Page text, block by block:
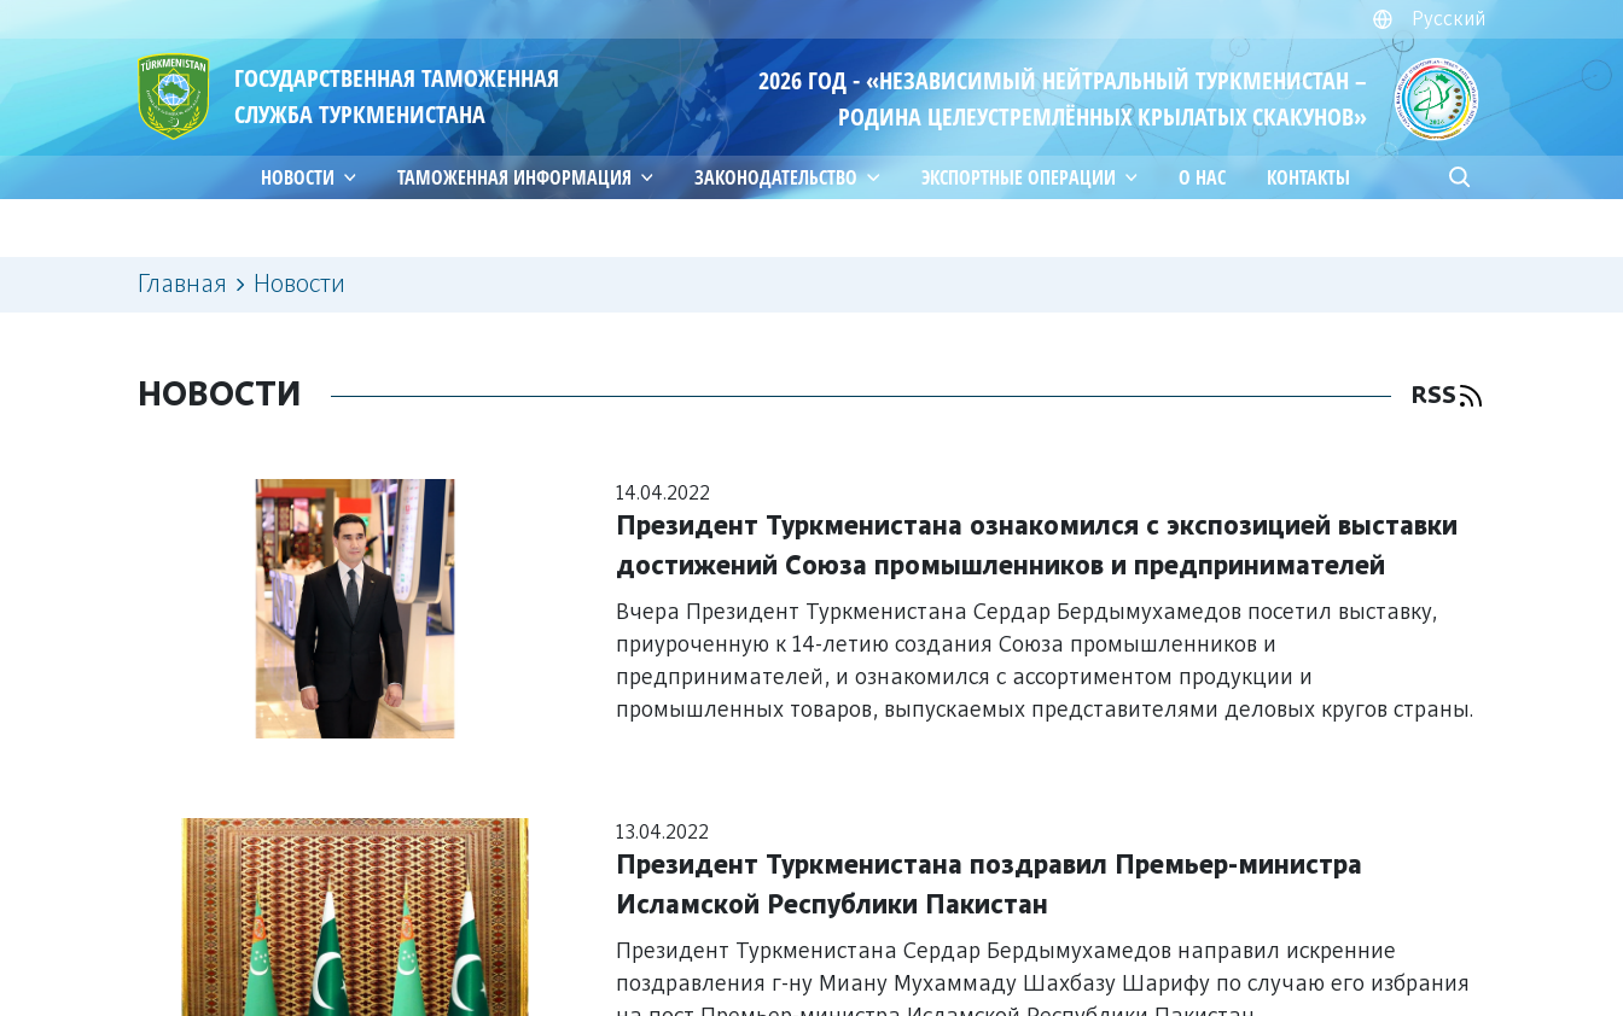
Русский
ГОСУДАРСТВЕННАЯ ТАМОЖЕННАЯ
СЛУЖБА ТУРКМЕНИСТАНА
2026 ГОД - «НЕЗАВИСИМЫЙ НЕЙТРАЛЬНЫЙ ТУРКМЕНИСТАН –
РОДИНА ЦЕЛЕУСТРЕМЛЁННЫХ КРЫЛАТЫХ СКАКУНОВ»
НОВОСТИ ТАМОЖЕННАЯ ИНФОРМАЦИЯ ЗАКОНОДАТЕЛЬСТВО ЭКСПОРТНЫЕ ОПЕРАЦИИ О НАС КОНТАКТЫ
Главная Новости
НОВОСТИ RSS
14.04.2022
Президент Туркменистана ознакомился с экспозицией выставки
достижений Союза промышленников и предпринимателей
Вчера Президент Туркменистана Сердар Бердымухамедов посетил выставку,
приуроченную к 14-летию создания Союза промышленников и
предпринимателей, и ознакомился с ассортиментом продукции и
промышленных товаров, выпускаемых представителями деловых кругов страны.
13.04.2022
Президент Туркменистана поздравил Премьер-министра
Исламской Республики Пакистан
Президент Туркменистана Сердар Бердымухамедов направил искренние
поздравления г-ну Миану Мухаммаду Шахбазу Шарифу по случаю его избрания